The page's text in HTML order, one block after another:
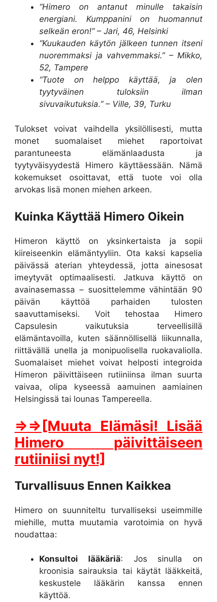
“Himero on antanut minulle takaisin
energiani. Kumppanini on huomannut
selkeän eron!” – Jari, 46, Helsinki
“Kuukauden käytön jälkeen tunnen itseni
nuoremmaksi ja vahvemmaksi.” – Mikko,
52, Tampere
“Tuote on helppo käyttää, ja olen
tyytyväinen tuloksiin ilman
sivuvaikutuksia.” – Ville, 39, Turku
Tulokset voivat vaihdella yksilöllisesti, mutta
monet suomalaiset miehet raportoivat
parantuneesta elämänlaadusta ja
tyytyväisyydestä Himero käyttäessään. Nämä
kokemukset osoittavat, että tuote voi olla
arvokas lisä monen miehen arkeen.
Kuinka Käyttää Himero Oikein
Himeron käyttö on yksinkertaista ja sopii
kiireiseenkin elämäntyyliin. Ota kaksi kapselia
päivässä aterian yhteydessä, jotta ainesosat
imeytyvät optimaalisesti. Jatkuva käyttö on
avainasemassa – suosittelemme vähintään 90
päivän käyttöä parhaiden tulosten
saavuttamiseksi. Voit tehostaa Himero
Capsulesin vaikutuksia terveellisillä
elämäntavoilla, kuten säännöllisellä liikunnalla,
riittävällä unella ja monipuolisella ruokavaliolla.
Suomalaiset miehet voivat helposti integroida
Himeron päivittäiseen rutiiniinsa ilman suurta
vaivaa, olipa kyseessä aamuinen aamiainen
Helsingissä tai lounas Tampereella.
⇒⇒[Muuta Elämäsi! Lisää
Himero päivittäiseen
rutiiniisi nyt!]
Turvallisuus Ennen Kaikkea
Himero on suunniteltu turvalliseksi useimmille
miehille, mutta muutamia varotoimia on hyvä
noudattaa:
Konsultoi lääkäriä: Jos sinulla on
kroonisia sairauksia tai käytät lääkkeitä,
keskustele lääkärin kanssa ennen
käyttöä.